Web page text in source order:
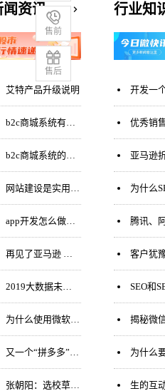
闻资讯MORE
艾特产品升级说明
b2c商城系统有哪些好处？b2c商城系统与c2c、o2o商城系统的区别？
b2c商城系统的类型和b2c商城系统的典型代表及基本功能
网站建设是实用重要，还是美观重要？
app开发怎么做？app开发的流程
再见了亚马逊 电商巨头败走中国市场
2019大数据未来七大发展方向
为什么使用微软盗版windows系统如此之久的你没有被起诉？
又一个“拼多多”?成立不足四年电商平台赴美国上市
张朝阳：选校草、跑马拉松、开5G峰会 搜狐最近要干这些事
行业知
开发一个手机
优秀销售必学：客户签单
亚马逊折戟中国：“水
为什么SEO优化过程
腾讯、阿里、京东都崛起于金融危机之
客户犹豫不决
SEO和SEM的区别在哪里?
揭秘微信营销
为什么要做微信商城微信
生的互动死的营销：微

售前

售后